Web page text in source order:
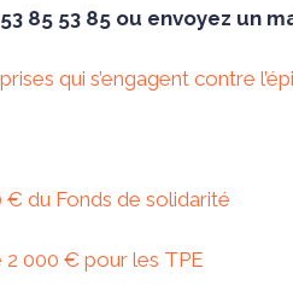
85 53 85 ou envoyez un
qui s’engagent contre
€ du Fonds de solidarité
2 000 € pour les TPE